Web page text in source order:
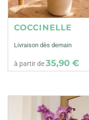
COCCINELLE
Livraison dès demain
à partir de35,90 €